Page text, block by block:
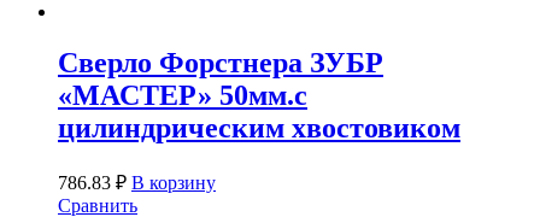
Сверло Форстнера ЗУБР
«МАСТЕР» 50мм.с
цилиндрическим хвостовиком
786.83 ₽ В корзину
Сравнить